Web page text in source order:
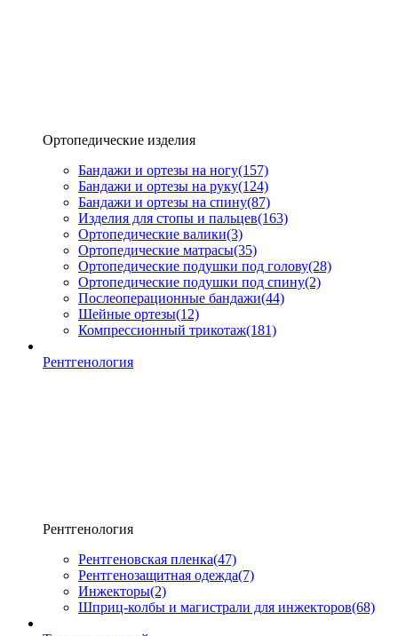
Ортопедические изделия
Бандажи и ортезы на ногу(157)
Бандажи и ортезы на руку(124)
Бандажи и ортезы на спину(87)
Изделия для стопы и пальцев(163)
Ортопедические валики(3)
Ортопедические матрасы(35)
Ортопедические подушки под голову(28)
Ортопедические подушки под спину(2)
Послеоперационные бандажи(44)
Шейные ортезы(12)
Компрессионный трикотаж(181)
Рентгенология
Рентгенология
Рентгеновская пленка(47)
Рентгенозащитная одежда(7)
Инжекторы(2)
Шприц-колбы и магистрали для инжекторов(68)